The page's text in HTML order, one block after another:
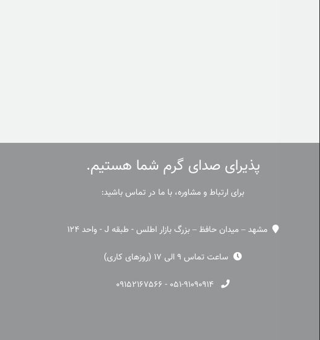
پذیرای صدای گرم شما هستیم.
برای ارتباط و مشاوره، با ما در تماس باشید:
مشهد – میدان حافظ – بزرگ بازار اطلس - طبقه J - واحد 124
ساعت تماس 9 الی 17 (روزهای کاری)
۰۵۱-۹۱۰۹۰۹۱۴ - ۰۹۱۵۲۱۶۷۵۶۶